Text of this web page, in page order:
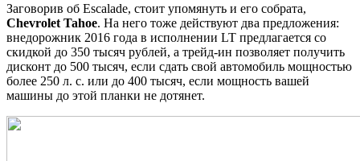
Заговорив об Escalade, стоит упомянуть и его собрата,
Chevrolet Tahoe. На него тоже действуют два предложения:
внедорожник 2016 года в исполнении LT предлагается со
скидкой до 350 тысяч рублей, а трейд-ин позволяет получить
дисконт до 500 тысяч, если сдать свой автомобиль мощностью
более 250 л. с. или до 400 тысяч, если мощность вашей
машины до этой планки не дотянет.